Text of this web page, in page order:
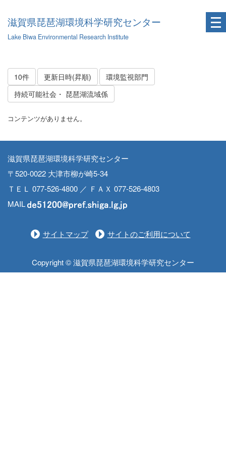
滋賀県琵琶湖環境科学研究センター
Lake Biwa Environmental Research Institute
10件 更新日時(昇順)
環境監視部門
持続可能社会・ 琵琶湖流域係
コンテンツがありません。
滋賀県琵琶湖環境科学研究センター
〒520-0022 大津市柳が崎5-34
ＴＥＬ 077-526-4800 ／ ＦＡＸ 077-526-4803
MAIL
サイトマップ サイトのご利用について
Copyright © 滋賀県琵琶湖環境科学研究センター